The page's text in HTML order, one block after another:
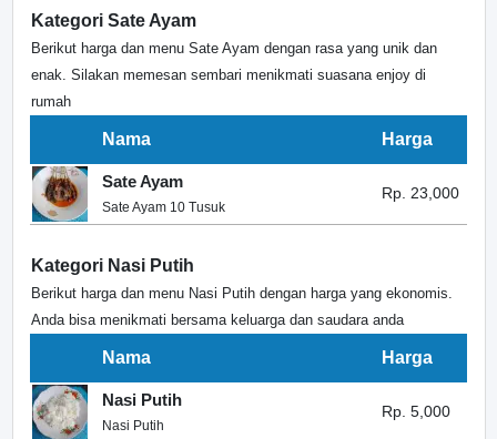
Kategori Sate Ayam
Berikut harga dan menu Sate Ayam dengan rasa yang unik dan
enak. Silakan memesan sembari menikmati suasana enjoy di
rumah
Nama Harga
Sate Ayam
Sate Ayam 10 Tusuk
Rp. 23,000
Kategori Nasi Putih
Berikut harga dan menu Nasi Putih dengan harga yang ekonomis.
Anda bisa menikmati bersama keluarga dan saudara anda
Nama Harga
Nasi Putih
Nasi Putih
Rp. 5,000